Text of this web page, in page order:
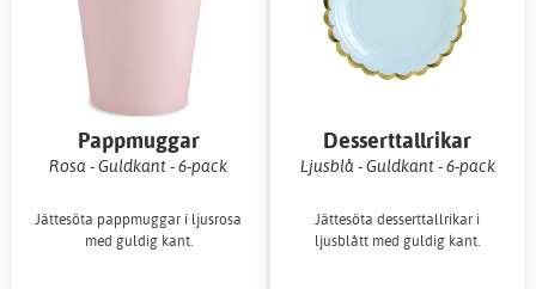
Pappmuggar
Rosa - Guldkant - 6-pack
Jättesöta pappmuggar i ljusrosa
med guldig kant.
Desserttallrikar
Ljusblå - Guldkant - 6-pack
Jättesöta desserttallrikar i
ljusblått med guldig kant.